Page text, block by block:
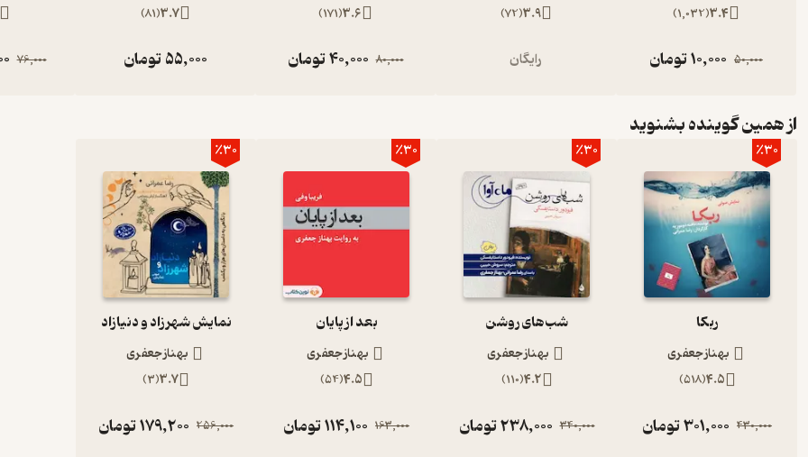
3.4
(
1,032
)
50,000
10,000تومان
3.9
(
72
)
رایگان
3.6
(
171
)
80,000
40,000تومان
3.7
(
81
)
55,000تومان 76,000
از همین گوینده بشنوید
٪30
ربکا
بهناز جعفری
4.5
(
518
)
430,000
301,000تومان
٪30
شب‌های روشن
بهناز جعفری
4.2
(
110
)
340,000
238,000تومان
٪30
بعد از پایان
بهناز جعفری
4.5
(
54
)
163,000
114,100تومان
٪30
نمایش شهرزاد و دنیازاد
بهناز جعفری
3.7
(
3
)
256,000
179,200تومان